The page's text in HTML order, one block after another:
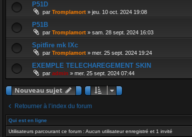
P51D
par Tromplamort » jeu. 10 oct. 2024 19:08
P51B
par Tromplamort » sam. 28 sept. 2024 16:03
Spitfire mk IXc
par Tromplamort » mer. 25 sept. 2024 19:24
EXEMPLE TELECHAREGEMENT SKIN
par admin » mer. 25 sept. 2024 07:44
Nouveau sujet
Retourner à l’index du forum
Qui est en ligne
Utilisateurs parcourant ce forum : Aucun utilisateur enregistré et 1 invité